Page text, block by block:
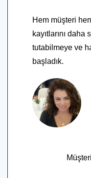
Hem müşteri
kayıtlarını
tutabilmeye ve
başladık.